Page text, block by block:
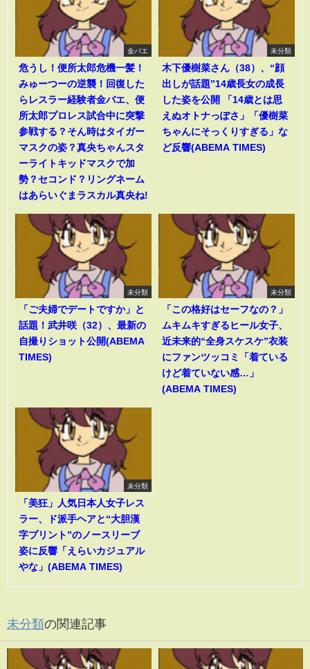
金バエ
危うし！便所太郎危機一髪！
みゅーつーの逆襲！回復した
らレスラー経験者金バエ、便
所太郎プロレス試合中に突撃
参戦する？そん時はタイガー
マスクの姿？真央ちゃんスタ
ーライトキッドマスクで加
勢？セコンド？リングネーム
はあらいぐまラスカル真央ね!
未分類
木下優樹菜さん（38）、“顔
出しが話題”14歳長女の成長
した姿を公開 「14歳とは思
えぬオトナっぽさ」「優樹菜
ちゃんにそっくりすぎる」な
ど反響(ABEMA TIMES)
未分類
「ご夫婦でデートですか」と
話題！武井咲（32）、最新の
自撮りショット公開(ABEMA
TIMES)
未分類
「この格好はセーフなの？」
ムキムキすぎるヒール女子、
近未来的“全身スケスケ”衣装
にファンツッコミ「着ている
けど着ていない感…」
(ABEMA TIMES)
未分類
「美狂」人気日本人女子レス
ラー、ド派手ヘアと“大胆漢
字プリント”のノースリーブ
姿に反響「えらいカジュアル
やな」(ABEMA TIMES)
未分類の関連記事